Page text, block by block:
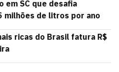
em SC que desafia
milhões de litros por ano
ricas do Brasil fatura R$